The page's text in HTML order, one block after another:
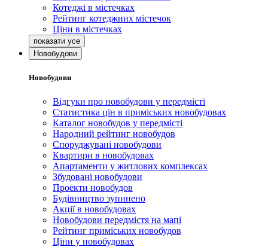
Котеджі в містечках
Рейтинг котеджних містечок
Ціни в містечках
Новобудови
Новобудови
Відгуки про новобудови у передмісті
Статистика цін в приміських новобудовах
Каталог новобудов у передмісті
Народний рейтинг новобудов
Споруджувані новобудови
Квартири в новобудовах
Апартаменти у житлових комплексах
Збудовані новобудови
Проекти новобудов
Будівництво зупинено
Акції в новобудовах
Новобудови передмістя на мапі
Рейтинг приміських новобудов
Ціни у новобудовах